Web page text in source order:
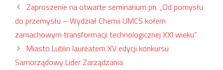
Zaproszenie na otwarte seminarium pn. „Od pomysłu
do przemysłu – Wydział Chemii UMCS kołem
zamachowym transformacji technologicznej XXI wieku”
Miasto Lublin laureatem XV edycji konkursu
Samorządowy Lider Zarządzania